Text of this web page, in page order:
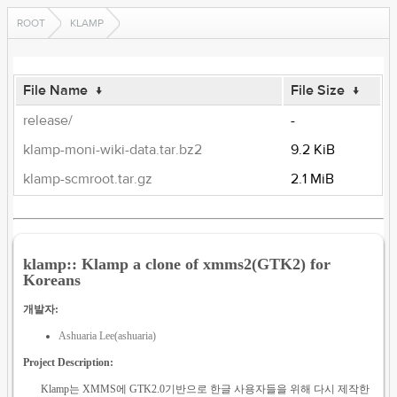
ROOT KLAMP
File Name ↓ File Size ↓
release/
-
klamp-moni-wiki-data.tar.bz2
9.2 KiB
klamp-scmroot.tar.gz
2.1 MiB
klamp:: Klamp a clone of xmms2(GTK2) for
Koreans
개발자:
Ashuaria Lee(ashuaria)
Project Description:
Klamp는 XMMS에 GTK2.0기반으로 한글 사용자들을 위해 다시 제작한